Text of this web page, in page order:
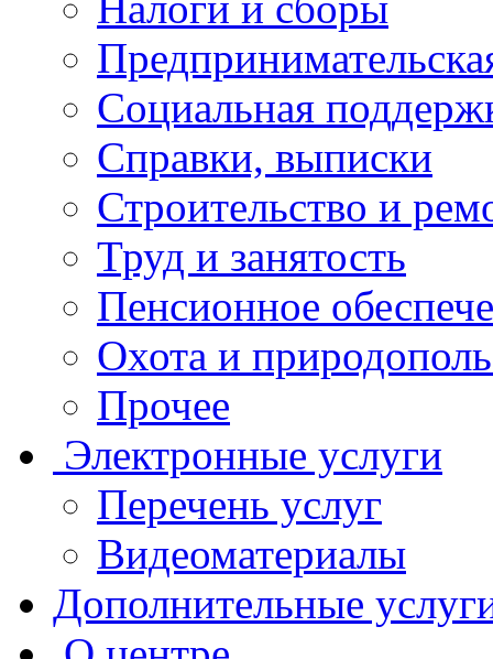
Социальная
Справки, выписки
Строительство и
Труд и занятость
Пенсионное
Охота и
Прочее
Электронные услуги
Перечень услуг
Видеоматериалы
Дополнительные